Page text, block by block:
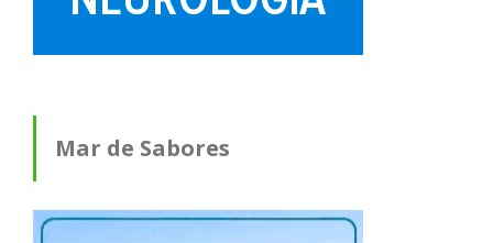
Mar de Sabores